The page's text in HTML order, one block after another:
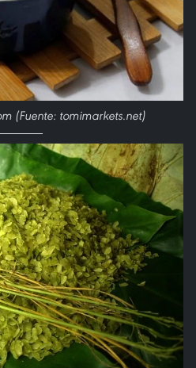
(Fuente: tomimarkets.net)